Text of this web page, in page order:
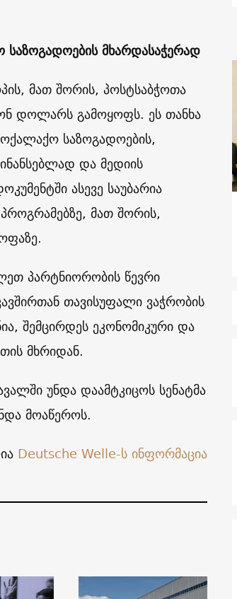
მხარდასაჭერად
მათ შორის, პოსტსაბჭოთა
დოლარს გამოყოფს. ეს თანხა
საზოგადოების,
და მედიის
ასევე საუბარია
მათ შორის,
პარტნიორობის წევრი
თავისუფალი ვაჭრობის
შემცირდეს ეკონომიკური და
მხრიდან.
უნდა დაამტკიცოს სენატმა
მოაწეროს.
Deutsche Welle-ს ინფორმაცია